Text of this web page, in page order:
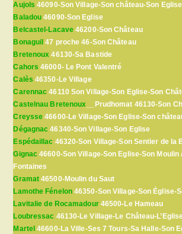
Aujols 46090-Son Village-Son château-Son Eglise
Baladou 46090-Son Eglise
Belcastel-Lacave 46200-Son Château
Bonaguil 47 proche 46-Son Château
Bretenoux 46130-Sa Bastide
Cahors 46000- Le Pont Valentré
Calès 46350-Le Village
Carennac 46110 Son Village-Son Eglise-Son
Castelnau Bretenoux __Prudhomat 46130-Son
Creysse 46600-Le Village-Son Eglise-Son
Dégagnac 46340-Son Village-Son Eglise
Espédaillac 46320-Son Village-Son Sentier de la
Gignac 46600-Son Village-Son Eglise-Son Moulin
Fontaines
Gramat 46500-Moulin du Saut
Lamothe Fénelon46350-Son Village-Son Église-
Lavitalie de Rocamadour46500-Le Hameau
Loubressac 46130-Le Village-Le Château-
Martel 46600-La Ville-Ses 7 Tours-Sa Halle-Son